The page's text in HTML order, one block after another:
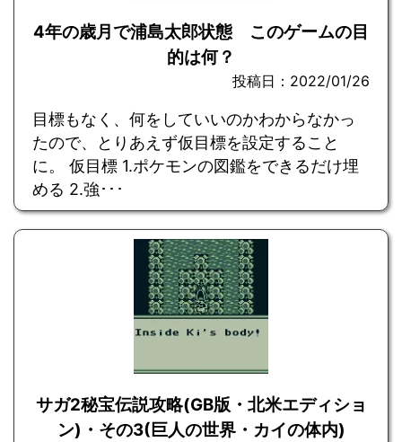
4年の歳月で浦島太郎状態 このゲームの目
的は何？
投稿日：2022/01/26
目標もなく、何をしていいのかわからなかっ
たので、とりあえず仮目標を設定すること
に。 仮目標 1.ポケモンの図鑑をできるだけ埋
める 2.強･･･
サガ2秘宝伝説攻略(GB版・北米エディショ
ン)・その3(巨人の世界・カイの体内)